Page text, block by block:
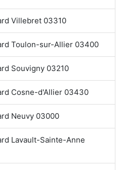
Villebret 03310
Toulon-sur-Allier 03400
Souvigny 03210
Cosne-d'Allier 03430
Neuvy 03000
Lavault-Sainte-Anne